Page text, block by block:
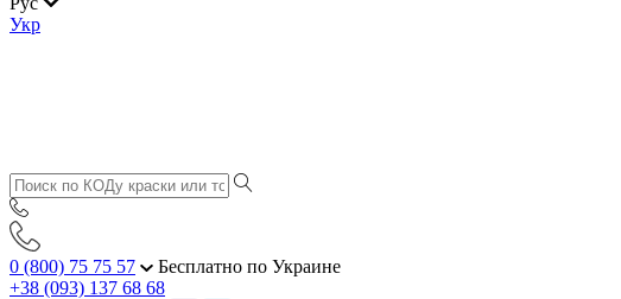
Укр
0 (800) 75 75 57
Бесплатно по Украине
+38 (093) 137 68 68